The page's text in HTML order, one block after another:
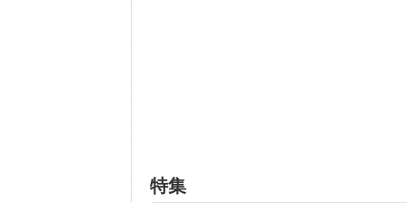
特集